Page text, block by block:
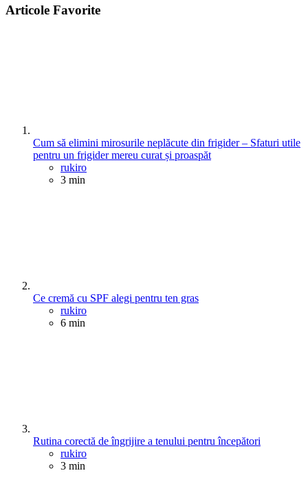
Articole Favorite
Cum să elimini mirosurile neplăcute din frigider – Sfaturi utile
pentru un frigider mereu curat și proaspăt
Posted
rukiro
3 min
Ce cremă cu SPF alegi pentru ten gras
Posted
rukiro
6 min
Rutina corectă de îngrijire a tenului pentru începători
Posted
rukiro
3 min